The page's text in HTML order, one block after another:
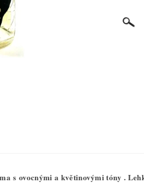
s ovocnými a květinovými tóny .